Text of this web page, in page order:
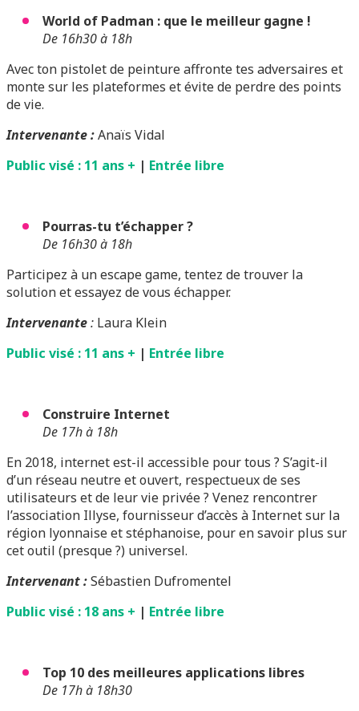
World of Padman : que le meilleur gagne !
De 16h30 à 18h
Avec ton pistolet de peinture affronte tes adversaires et
monte sur les plateformes et évite de perdre des points
de vie.
Intervenante :Anaïs Vidal
Public visé : 11 ans + | Entrée libre
Pourras-tu t’échapper ?
De 16h30 à 18h
Participez à un escape game, tentez de trouver la
solution et essayez de vous échapper.
Intervenante: Laura Klein
Public visé : 11 ans + | Entrée libre
Construire Internet
De 17h à 18h
En 2018, internet est-il accessible pour tous ? S’agit-il
d’un réseau neutre et ouvert, respectueux de ses
utilisateurs et de leur vie privée ? Venez rencontrer
l’association Illyse, fournisseur d’accès à Internet sur la
région lyonnaise et stéphanoise, pour en savoir plus sur
cet outil (presque ?) universel.
Intervenant :Sébastien Dufromentel
Public visé : 18 ans + | Entrée libre
Top 10 des meilleures applications libres
De 17h à 18h30